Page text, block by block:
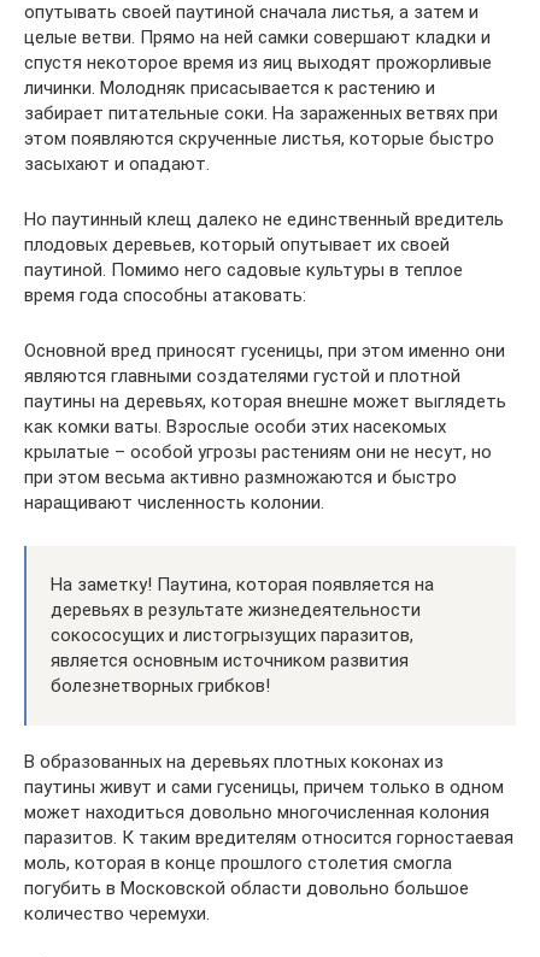
опутывать своей паутиной сначала листья, а затем и
целые ветви. Прямо на ней самки совершают кладки и
спустя некоторое время из яиц выходят прожорливые
личинки. Молодняк присасывается к растению и
забирает питательные соки. На зараженных ветвях при
этом появляются скрученные листья, которые быстро
засыхают и опадают.
Но паутинный клещ далеко не единственный вредитель
плодовых деревьев, который опутывает их своей
паутиной. Помимо него садовые культуры в теплое
время года способны атаковать:
Основной вред приносят гусеницы, при этом именно они
являются главными создателями густой и плотной
паутины на деревьях, которая внешне может выглядеть
как комки ваты. Взрослые особи этих насекомых
крылатые – особой угрозы растениям они не несут, но
при этом весьма активно размножаются и быстро
наращивают численность колонии.
На заметку! Паутина, которая появляется на
деревьях в результате жизнедеятельности
сокососущих и листогрызущих паразитов,
является основным источником развития
болезнетворных грибков!
В образованных на деревьях плотных коконах из
паутины живут и сами гусеницы, причем только в одном
может находиться довольно многочисленная колония
паразитов. К таким вредителям относится горностаевая
моль, которая в конце прошлого столетия смогла
погубить в Московской области довольно большое
количество черемухи.